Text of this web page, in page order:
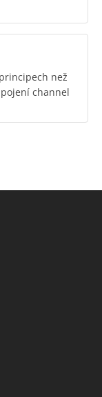
než
channel